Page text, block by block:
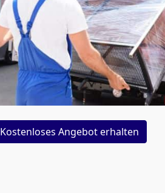
Kostenloses Angebot erhalten